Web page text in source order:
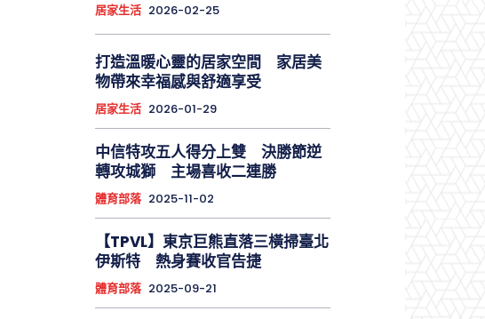
居家生活 2026-02-25
打造溫暖心靈的居家空間 家居美
物帶來幸福感與舒適享受
居家生活 2026-01-29
中信特攻五人得分上雙 決勝節逆
轉攻城獅 主場喜收二連勝
體育部落 2025-11-02
【TPVL】東京巨熊直落三橫掃臺北
伊斯特 熱身賽收官告捷
體育部落 2025-09-21